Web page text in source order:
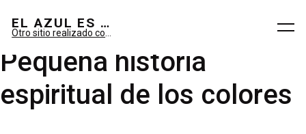
EL AZUL ES SUEÑO; EL VERDE ES IMAGINARIO
Pequeña historia
espiritual de los colores